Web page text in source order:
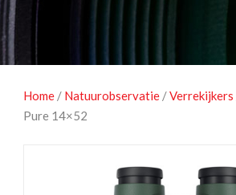
Home / Natuurobservatie /Verrekijkers
Pure 14×52